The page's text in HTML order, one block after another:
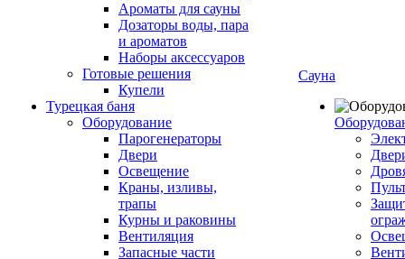
Ароматы для сауны
Дозаторы воды, пара
и ароматов
Наборы аксессуаров
Готовые решения
Купели
Турецкая баня
Оборудование
Парогенераторы
Двери
Освещение
Краны, изливы,
трапы
Курны и раковины
Вентиляция
Запасные части
Сауна